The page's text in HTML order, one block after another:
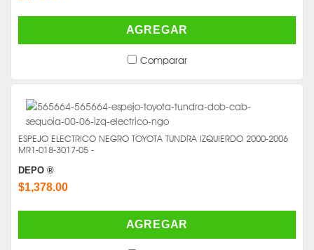
AGREGAR
Comparar
ESPEJO ELECTRICO NEGRO TOYOTA TUNDRA IZQUIERDO 2000-2006
MR1-018-3017-05 -
DEPO ®
$1,378.00
AGREGAR